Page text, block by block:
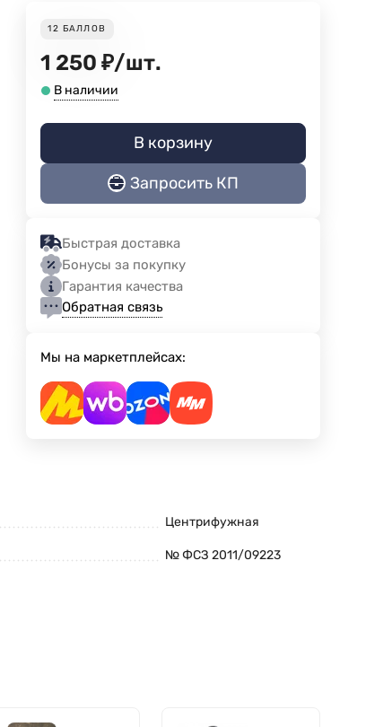
12 БАЛЛОВ
1 250 ₽/шт.
В наличии
В корзину
Запросить КП
Быстрая доставка
Бонусы за покупку
Гарантия качества
Обратная связь
Мы на маркетплейсах:
Центрифужная
№ ФСЗ 2011/09223